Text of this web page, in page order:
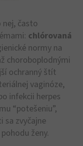
nej, často
chlórovaná
normy na
choroboplodnými
ochranný štít
vaginóze,
infekcii herpes
“potešeniu”,
sa zvyčajne
ženy.